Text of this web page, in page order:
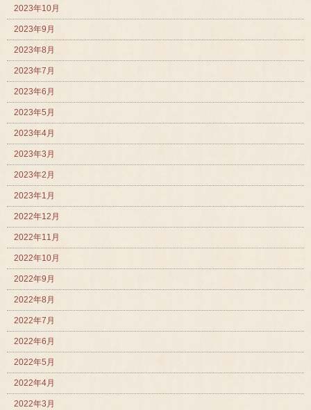
2023年10月
2023年9月
2023年8月
2023年7月
2023年6月
2023年5月
2023年4月
2023年3月
2023年2月
2023年1月
2022年12月
2022年11月
2022年10月
2022年9月
2022年8月
2022年7月
2022年6月
2022年5月
2022年4月
2022年3月